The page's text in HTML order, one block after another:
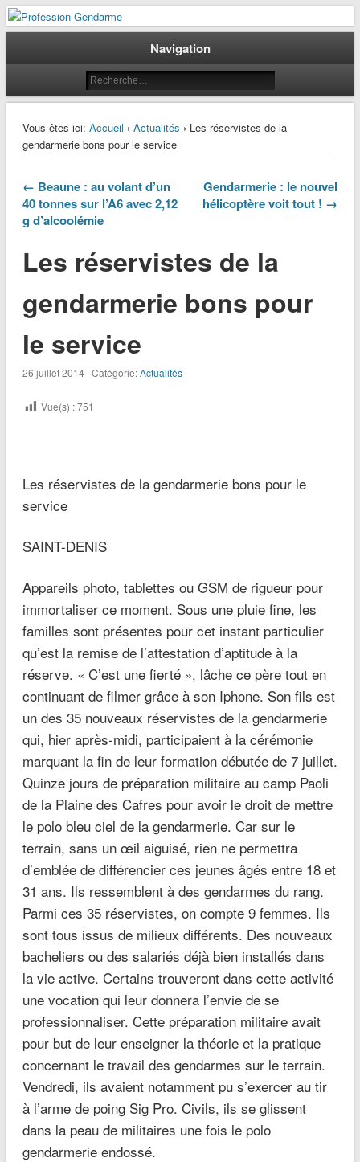
Profession Gendarme
Le journal des gendarmes
Navigation
Vous êtes ici: Accueil › Actualités › Les réservistes de la
gendarmerie bons pour le service
← Beaune : au volant d’un
40 tonnes sur l’A6 avec 2,12
g d’alcoolémie
Gendarmerie : le nouvel
hélicoptère voit tout ! →
Les réservistes de la
gendarmerie bons pour
le service
26 juillet 2014 | Catégorie:Actualités
Vue(s) :751
Les réservistes de la gendarmerie bons pour le
service
SAINT-DENIS
Appareils photo, tablettes ou GSM de rigueur pour
immortaliser ce moment. Sous une pluie fine, les
familles sont présentes pour cet instant particulier
qu’est la remise de l’attestation d’aptitude à la
réserve. « C’est une fierté », lâche ce père tout en
continuant de filmer grâce à son Iphone. Son fils est
un des 35 nouveaux réservistes de la gendarmerie
qui, hier après-midi, participaient à la cérémonie
marquant la fin de leur formation débutée de 7 juillet.
Quinze jours de préparation militaire au camp Paoli
de la Plaine des Cafres pour avoir le droit de mettre
le polo bleu ciel de la gendarmerie. Car sur le
terrain, sans un œil aiguisé, rien ne permettra
d’emblée de différencier ces jeunes âgés entre 18 et
31 ans. Ils ressemblent à des gendarmes du rang.
Parmi ces 35 réservistes, on compte 9 femmes. Ils
sont tous issus de milieux différents. Des nouveaux
bacheliers ou des salariés déjà bien installés dans
la vie active. Certains trouveront dans cette activité
une vocation qui leur donnera l’envie de se
professionnaliser. Cette préparation militaire avait
pour but de leur enseigner la théorie et la pratique
concernant le travail des gendarmes sur le terrain.
Vendredi, ils avaient notamment pu s’exercer au tir
à l’arme de poing Sig Pro. Civils, ils se glissent
dans la peau de militaires une fois le polo
gendarmerie endossé.